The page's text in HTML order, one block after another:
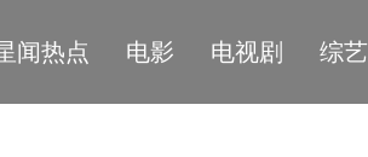
闻热点 电影 电视剧 综艺